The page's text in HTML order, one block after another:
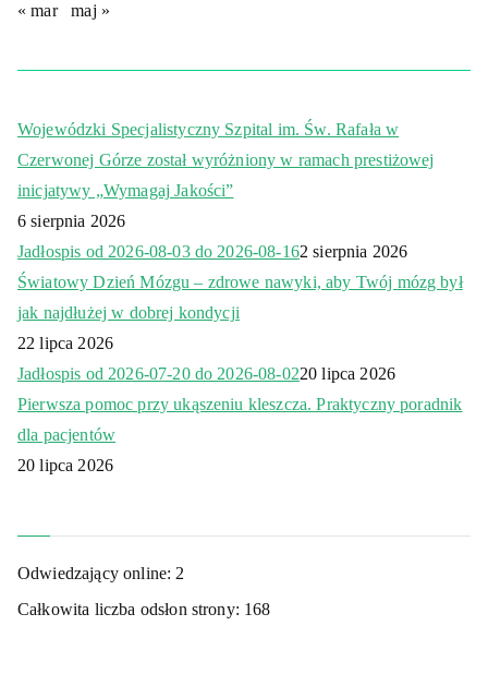
« mar maj »
Wojewódzki Specjalistyczny Szpital im. Św. Rafała w
Czerwonej Górze został wyróżniony w ramach prestiżowej
inicjatywy „Wymagaj Jakości”
6 sierpnia 2026
Jadłospis od 2026-08-03 do 2026-08-162 sierpnia 2026
Światowy Dzień Mózgu – zdrowe nawyki, aby Twój mózg był
jak najdłużej w dobrej kondycji
22 lipca 2026
Jadłospis od 2026-07-20 do 2026-08-0220 lipca 2026
Pierwsza pomoc przy ukąszeniu kleszcza. Praktyczny poradnik
dla pacjentów
20 lipca 2026
Odwiedzający online: 2
Całkowita liczba odsłon strony: 168